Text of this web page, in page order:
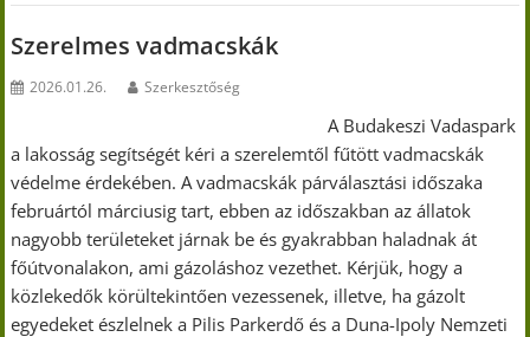
Szerelmes vadmacskák
2026.01.26. Szerkesztőség
A Budakeszi Vadaspark
a lakosság segítségét kéri a szerelemtől fűtött vadmacskák
védelme érdekében. A vadmacskák párválasztási időszaka
februártól márciusig tart, ebben az időszakban az állatok
nagyobb területeket járnak be és gyakrabban haladnak át
főútvonalakon, ami gázoláshoz vezethet. Kérjük, hogy a
közlekedők körültekintően vezessenek, illetve, ha gázolt
egyedeket észlelnek a Pilis Parkerdő és a Duna-Ipoly Nemzeti